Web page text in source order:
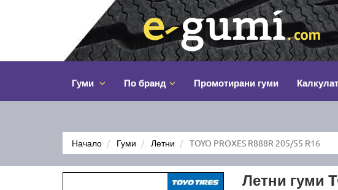
Гуми По бранд Промотирани гуми
Начало Гуми Летни TOYO PROXES R888R 205/55 R16
Летни гуми